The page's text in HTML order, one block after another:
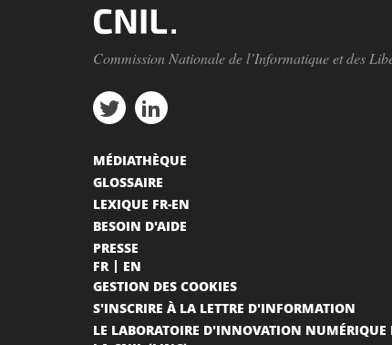
Commission Nationale de l’Informatique et des
MÉDIATHÈQUE
GLOSSAIRE
LEXIQUE FR-EN
BESOIN D'AIDE
PRESSE
FR
EN
GESTION DES COOKIES
S'INSCRIRE À LA LETTRE D'INFORMATION
LE LABORATOIRE D'INNOVATION NUMÉRIQUE